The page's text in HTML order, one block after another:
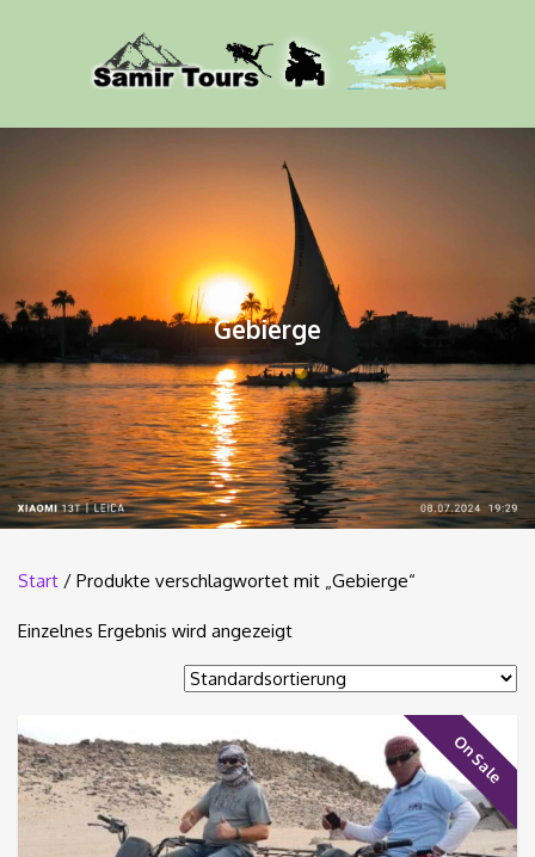
Gebierge
Start / Produkte verschlagwortet mit „Gebierge“
Einzelnes Ergebnis wird angezeigt
On Sale